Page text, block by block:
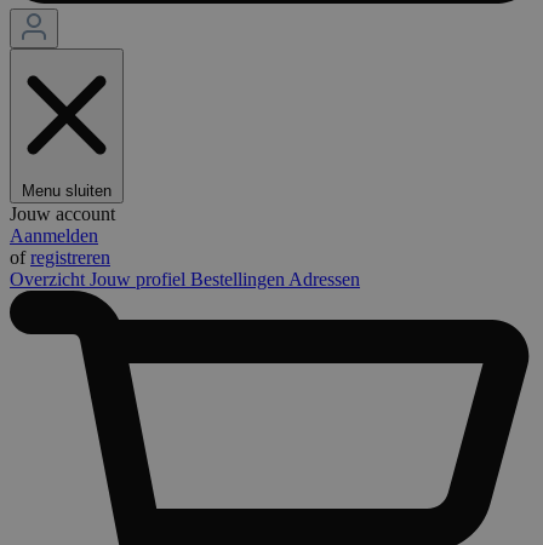
Menu sluiten
Jouw account
Aanmelden
ofregistreren
Overzicht Jouw profiel Bestellingen Adressen